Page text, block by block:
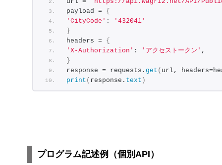
payload = {
'CityCode' :
'432041'
}
headers = {
'X-Authorization' : 'アクセストークン' ,
}
response = requests. get ( url,
print ( response. text )
プログラム記述例（個別API）